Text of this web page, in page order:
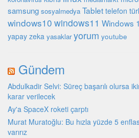
samsung sosyalmedya Tablet telefon
windows10 windows11 Windows
yapay zeka yasaklar yorum youtube
Gündem
Abdulkadir Selvi: Süreç başarılı olursa
karar verilecek
Ay'a SpaceX roketi çarptı
Murat Muratoğlu: Bu hızla yüzde 5
varırız